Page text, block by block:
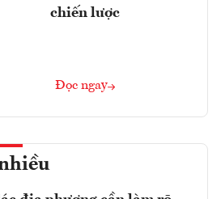
chiến lược
Đọc ngay